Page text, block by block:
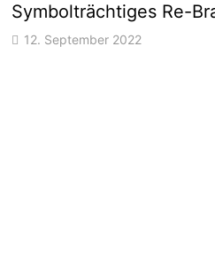
Symbolträchtiges Re-
12. September 2022